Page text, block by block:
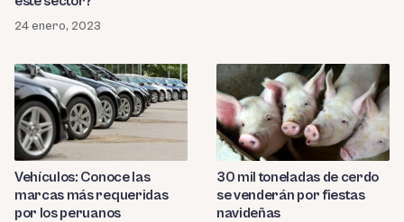
24 enero, 2023
Vehículos: Conoce las
marcas más requeridas
por los peruanos
30 mil toneladas de cerdo
se venderán por fiestas
navideñas